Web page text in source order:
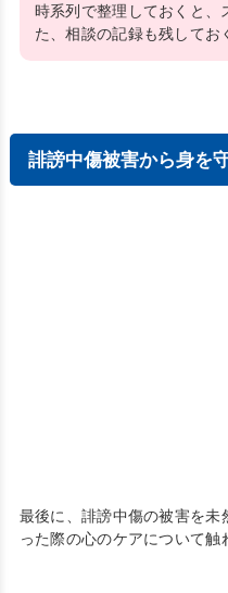
時系列で整理しておくと、
た、相談の記録も残してお
誹謗中傷被害から身を
最後に、誹謗中傷の被害を未
った際の心のケアについて触